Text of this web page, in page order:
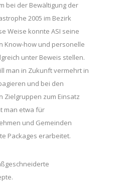
bei der Bewältigung der
2005 im Bezirk
Weise konnte ASI seine
Know-how und personelle
unter Beweis stellen.
man in Zukunft vermehrt in
und bei den
Zielgruppen zum Einsatz
man etwa für
und Gemeinden
Packages erarbeitet.